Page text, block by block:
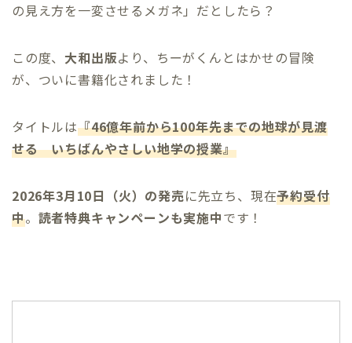
の見え方を一変させるメガネ」だとしたら？
この度、 大和出版より、ちーがくんとはかせの冒険
が、ついに書籍化されました！
タイトルは『46億年前から100年先までの地球が見渡
せる いちばんやさしい地学の授業』
2026年3月10日（火）の発売に先立ち、現在予約受付
中。 読者特典キャンペーンも実施中です！